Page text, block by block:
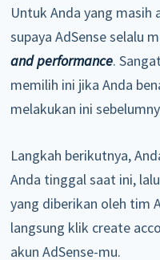
Untuk Anda yang masih
supaya AdSense selalu
and performance.
memilih ini jika Anda
melakukan ini
Langkah berikutnya,
Anda tinggal saat ini,
yang diberikan oleh tim
langsung klik create
akun AdSense-mu.